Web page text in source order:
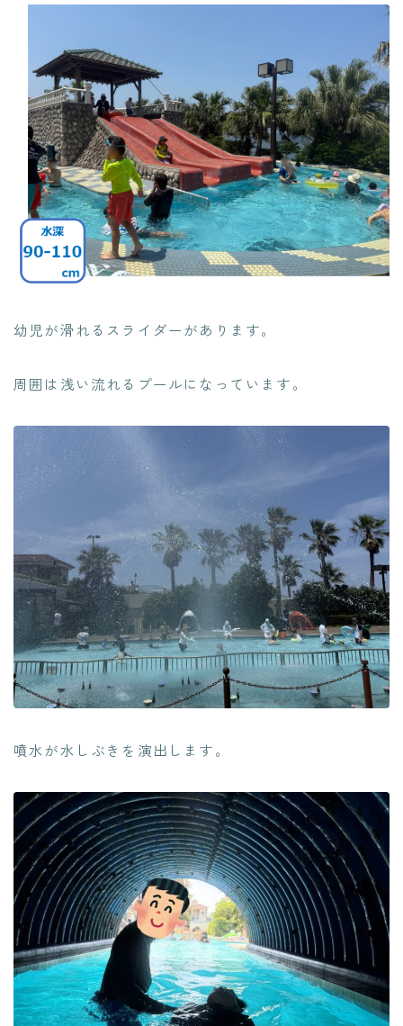
幼児が滑れるスライダーがあります。
周囲は浅い流れるプールになっています。
噴水が水しぶきを演出します。